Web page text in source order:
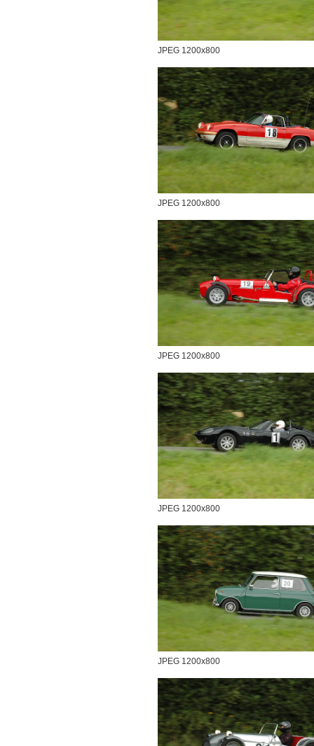
JPEG 1200x800
JPEG 1200x800
JPEG 1200x800
JPEG 1200x800
JPEG 1200x800